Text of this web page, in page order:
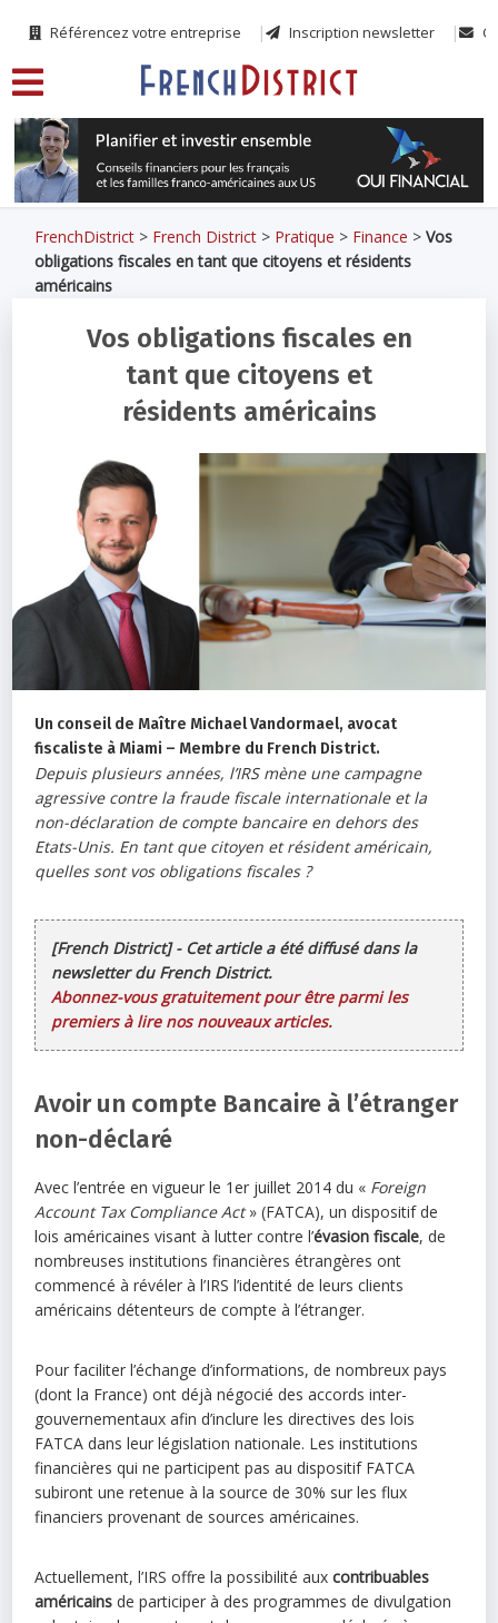
Référencez votre entreprise Inscription newsletter
FrenchDistrict > French District > Pratique > Finance >Vos
obligations fiscales en tant que citoyens et résidents
américains
Vos obligations fiscales en
tant que citoyens et
résidents américains
Un conseil de Maître Michael Vandormael, avocat
fiscaliste à Miami – Membre du French District.
Depuis plusieurs années, l’IRS mène une campagne
agressive contre la fraude fiscale internationale et la
non-déclaration de compte bancaire en dehors des
Etats-Unis. En tant que citoyen et résident américain,
quelles sont vos obligations fiscales ?
[French District] - Cet article a été diffusé dans la
newsletter du French District.
Abonnez-vous gratuitement pour être parmi les
premiers à lire nos nouveaux articles.
Avoir un compte Bancaire à l’étranger
non-déclaré
Avec l’entrée en vigueur le 1er juillet 2014 du « Foreign
Account Tax Compliance Act» (FATCA), un dispositif de
lois américaines visant à lutter contre l’évasion fiscale, de
nombreuses institutions financières étrangères ont
commencé à révéler à l’IRS l’identité de leurs clients
américains détenteurs de compte à l’étranger.
Pour faciliter l’échange d’informations, de nombreux pays
(dont la France) ont déjà négocié des accords inter-
gouvernementaux afin d’inclure les directives des lois
FATCA dans leur législation nationale. Les institutions
financières qui ne participent pas au dispositif FATCA
subiront une retenue à la source de 30% sur les flux
financiers provenant de sources américaines.
Actuellement, l’IRS offre la possibilité aux contribuables
américains de participer à des programmes de divulgation